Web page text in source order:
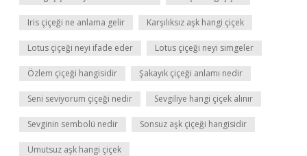
Iris çiçeği ne anlama gelir Karşılıksız aşk hangi çiçek
Lotus çiçeği neyi ifade eder Lotus çiçeği neyi simgeler
Özlem çiçeği hangisidir Şakayık çiçeği anlamı nedir
Seni seviyorum çiçeği nedir Sevgiliye hangi çiçek alınır
Sevginin sembolü nedir Sonsuz aşk çiçeği hangisidir
Umutsuz aşk hangi çiçek